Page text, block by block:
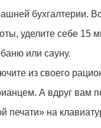
бухгалтерии.
уделите себе 15
или сауну.
из своего
А вдруг вам
печати» на